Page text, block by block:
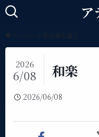
ア
和楽
2026
6/08
2026/06/08